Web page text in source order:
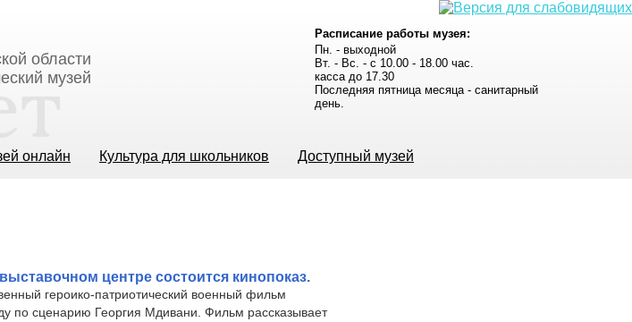
области
музей
Расписание работы музея:
Пн. - выходной
Вт. - Вс. - с 10.00 - 18.00 час.
касса до 17.30
Последняя пятница месяца - санитарный
день.
онлайн Культура для школьников Доступный музей
центре состоится кинопоказ.
героико-патриотический военный фильм
по сценарию Георгия Мдивани. Фильм рассказывает